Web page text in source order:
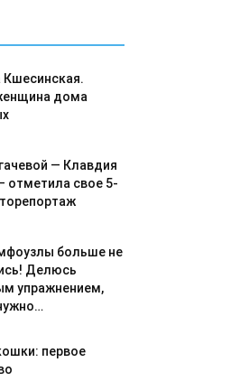
дома
— Клавдия
отметила свое 5-
больше не
Делюсь
упражнением,
первое